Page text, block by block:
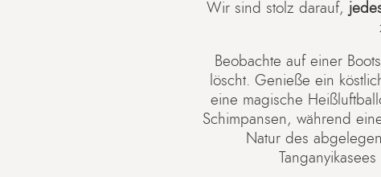
Wir sind stolz darauf,
Beobachte auf einer
löscht. Genieße ein
eine magische
Schimpansen, während
Natur des